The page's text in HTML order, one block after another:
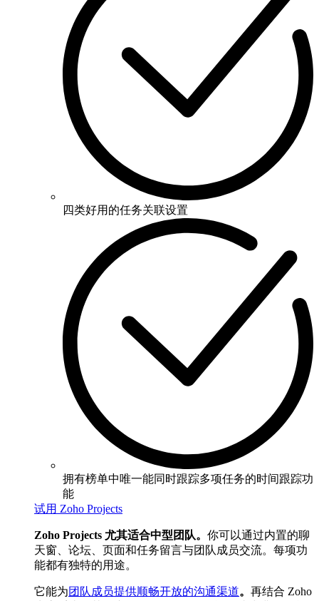
四类好用的任务关联设置
拥有榜单中唯一能同时跟踪多项任务的时间跟踪功
能
试用 Zoho Projects
Zoho Projects 尤其适合中型团队。 你可以通过内置的聊
天窗、论坛、页面和任务留言与团队成员交流。每项功
能都有独特的用途。
它能为团队成员提供顺畅开放的沟通渠道。 再结合 Zoho